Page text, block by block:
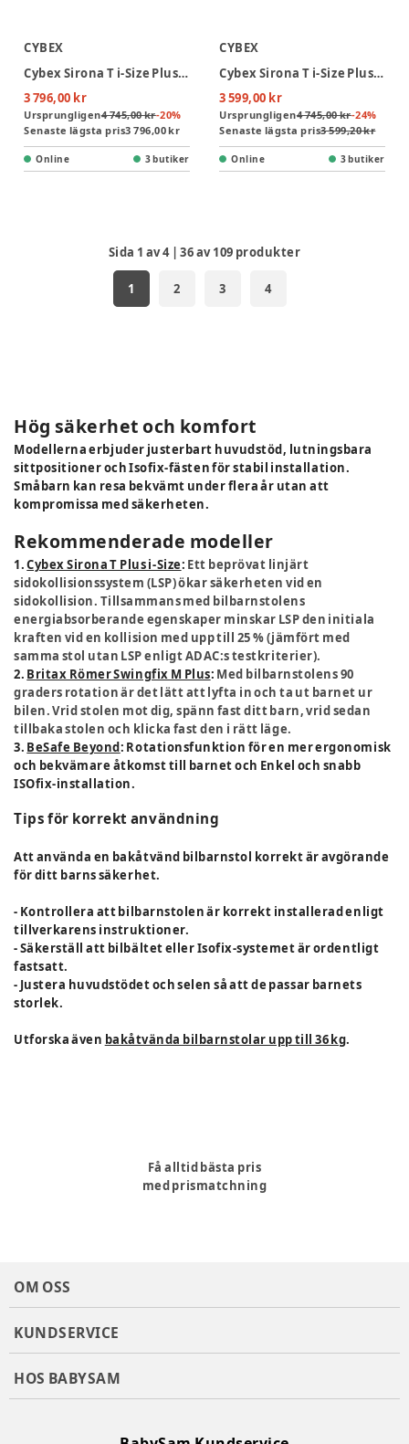
CYBEX
Cybex Sirona T i-Size Plus Bilbarnstol - Sepia Black
3 796,00 kr
Ursprungligen4 745,00 kr-20%
Senaste lägsta pris3 796,00 kr
Online 3 butiker
CYBEX
Cybex Sirona T i-Size Plus Bilbarnstol - Peach Pink
3 599,00 kr
Ursprungligen4 745,00 kr-24%
Senaste lägsta pris3 599,20 kr
Online 3 butiker
Sida 1 av4 |36av109 produkter
1 2 3 4
Hög säkerhet och komfort
Modellerna erbjuder justerbart huvudstöd, lutningsbara
sittpositioner och Isofix-fästen för stabil installation.
Småbarn kan resa bekvämt under flera år utan att
kompromissa med säkerheten.
Rekommenderade modeller
1.Cybex Sirona T Plus i-Size: Ett beprövat linjärt
sidokollisionssystem (LSP) ökar säkerheten vid en
sidokollision. Tillsammans med bilbarnstolens
energiabsorberande egenskaper minskar LSP den initiala
kraften vid en kollision med upp till 25 % (jämfört med
samma stol utan LSP enligt ADAC:s testkriterier).
2. Britax Römer Swingfix M Plus: Med bilbarnstolens 90
graders rotation är det lätt att lyfta in och ta ut barnet ur
bilen. Vrid stolen mot dig, spänn fast ditt barn, vrid sedan
tillbaka stolen och klicka fast den i rätt läge.
3. BeSafe Beyond: Rotationsfunktion för en mer ergonomisk
och bekvämare åtkomst till barnet och Enkel och snabb
ISOfix-installation.
Tips för korrekt användning
Att använda en bakåtvänd bilbarnstol korrekt är avgörande
för ditt barns säkerhet.
- Kontrollera att bilbarnstolen är korrekt installerad enligt
tillverkarens instruktioner.
- Säkerställ att bilbältet eller Isofix-systemet är ordentligt
fastsatt.
- Justera huvudstödet och selen så att de passar barnets
storlek.
Utforska även bakåtvända bilbarnstolar upp till 36 kg.
Få alltid bästa pris
med prismatchning
OM OSS
KUNDSERVICE
HOS BABYSAM